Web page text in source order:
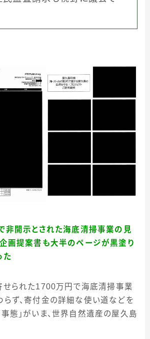
で非開示とされた海底清掃事業の見
企画提案書も大半のページが黒塗り
た
せられた1700万円で海底清掃事業
らず、寄付金の詳細な使い道などを
事態」がいま、世界自然遺産の屋久島